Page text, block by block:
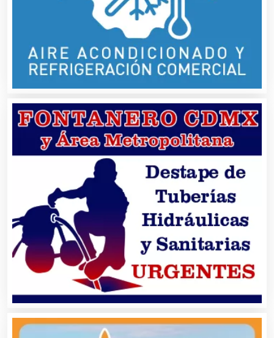
Análisis Clínicos
Análisis de Aguas
Animadores de Eventos
Aparatos y Equipos Eléctricos
Arquitectos
Artes Gráficas
Artesanías